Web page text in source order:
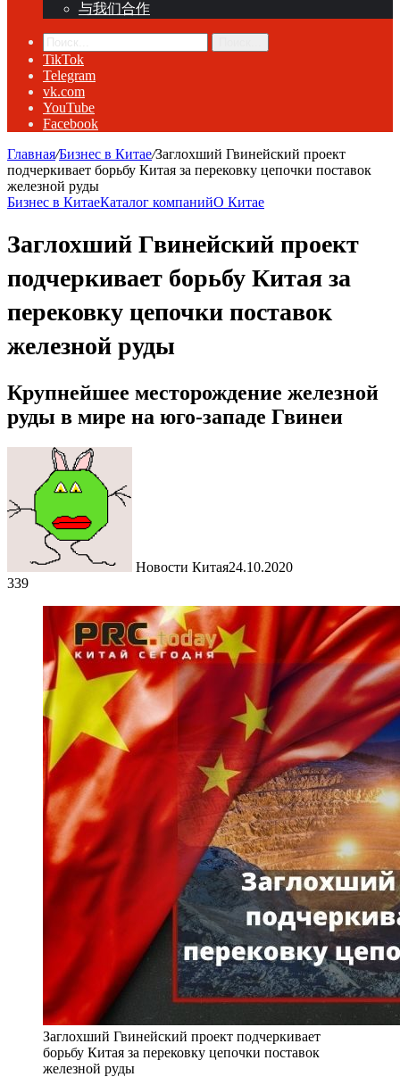
与我们合作
TikTok
Telegram
vk.com
YouTube
Facebook
Главная/Бизнес в Китае/Заглохший Гвинейский проект
подчеркивает борьбу Китая за перековку цепочки поставок
железной руды
Бизнес в КитаеКаталог компанийО Китае
Заглохший Гвинейский проект
подчеркивает борьбу Китая за
перековку цепочки поставок
железной руды
Крупнейшее месторождение железной
руды в мире на юго-западе Гвинеи
Новости Китая24.10.2020
339
Заглохший Гвинейский проект подчеркивает
борьбу Китая за перековку цепочки поставок
железной руды